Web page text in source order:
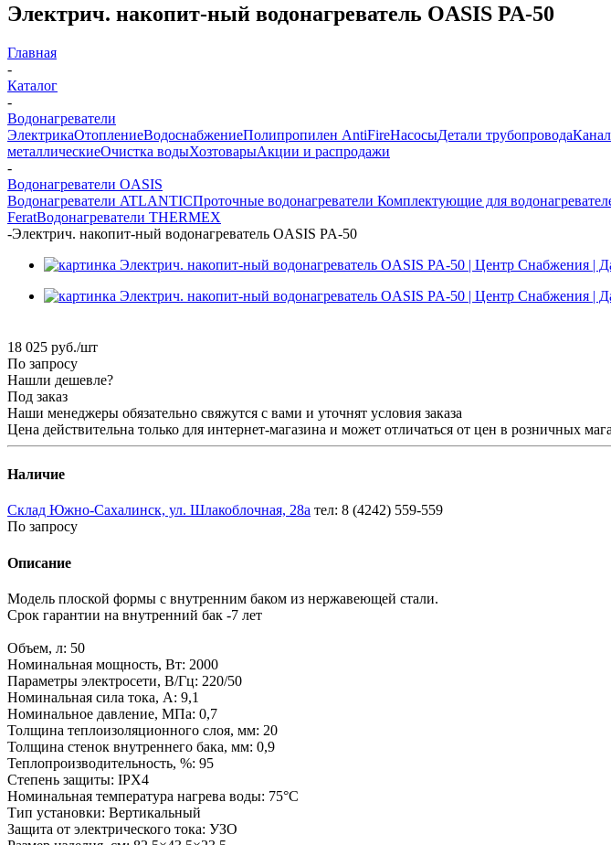
Электрич. накопит-ный водонагреватель OASIS PA-50
Главная
-
Каталог
-
Водонагреватели
ЭлектрикаОтоплениеВодоснабжениеПолипропилен AntiFireНасосыДетали трубопровода
металлическиеОчистка водыХозтоварыАкции и распродажи
-
Водонагреватели OASIS
Водонагреватели ATLANTICПроточные водонагреватели Комплектующие для
FeratВодонагреватели THERMEX
-Электрич. накопит-ный водонагреватель OASIS PA-50
18 025 руб./шт
По запросу
Нашли дешевле?
Под заказ
Наши менеджеры обязательно свяжутся с вами и уточнят условия заказа
Цена действительна только для интернет-магазина и может отличаться от цен в розничных
Наличие
Склад Южно-Сахалинск, ул. Шлакоблочная, 28а тел: 8 (4242) 559-559
По запросу
Описание
Модель плоской формы с внутренним баком из нержавеющей стали.
Срок гарантии на внутренний бак -7 лет
Объем, л: 50
Номинальная мощность, Вт: 2000
Параметры электросети, В/Гц: 220/50
Номинальная сила тока, А: 9,1
Номинальное давление, МПа: 0,7
Толщина теплоизоляционного слоя, мм: 20
Толщина стенок внутреннего бака, мм: 0,9
Теплопроизводительность, %: 95
Степень защиты: IPX4
Номинальная температура нагрева воды: 75°С
Тип установки: Вертикальный
Защита от электрического тока: УЗО